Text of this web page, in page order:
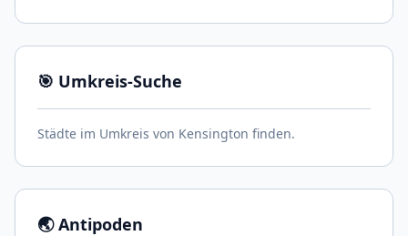
🎯 Umkreis-Suche
Städte im Umkreis von Kensington finden.
🌏 Antipoden